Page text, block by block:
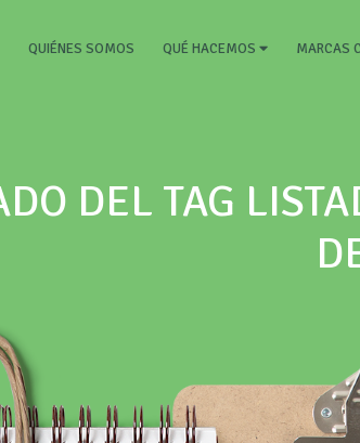
QUIÉNES SOMOS (CURRENT)
QUÉ HACEMOS MARCAS
DEL TAG